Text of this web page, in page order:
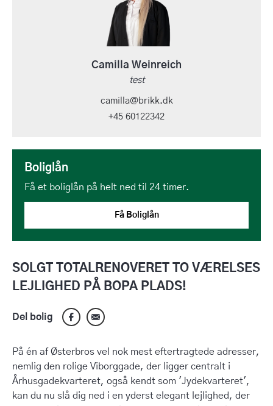
SOLGT TOTALRENOVERET TO VÆRELSES
LEJLIGHED PÅ BOPA PLADS!
Del bolig
På én af Østerbros vel nok mest eftertragtede adresser,
nemlig den rolige Viborggade, der ligger centralt i
Århusgadekvarteret, også kendt som 'Jydekvarteret',
kan du nu slå dig ned i en yderst elegant lejlighed, der
Camilla Weinreich
test
camilla@brikk.dk
+45 60122342
Boliglån
Få et boliglån på helt ned til 24 timer.
Få Boliglån